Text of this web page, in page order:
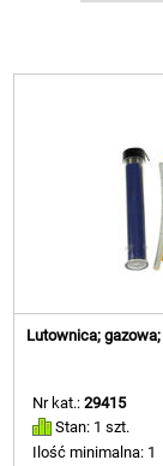
Lutownica; gazowa;
Nr kat.:29415
Stan: 1 szt.
Ilość minimalna: 1